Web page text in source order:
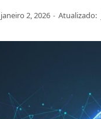
janeiro 2, 2026 Atualizado: